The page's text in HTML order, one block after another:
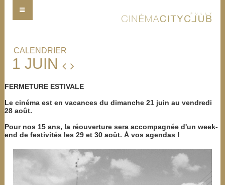
1 JUIN
FERMETURE ESTIVALE
Le cinéma est en vacances du dimanche 21 juin au vendredi
28 août.
Pour nos 15 ans, la réouverture sera accompagnée d'un week-
end de festivités les 29 et 30 août. À vos agendas !
CALENDRIER